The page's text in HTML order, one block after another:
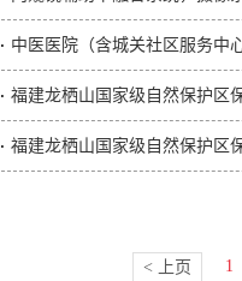
中医医院（含城关社区服务中
福建龙栖山国家级自然保护区
福建龙栖山国家级自然保护区
< 上页 1